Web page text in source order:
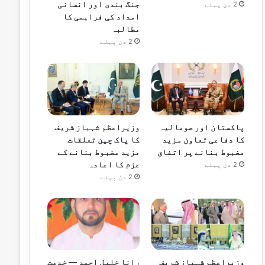
2 دن پہلے
جنگ بندی اور انسانی
امداد کی فراہمی کا
مطالبہ
2 دن پہلے
پاکستان اور صومالیہ
کا دفاعی تعاون مزید
مضبوط بنانے پر اتفاق
2 دن پہلے
وزیراعظم شہباز شریف
کا پاک چین تعلقات
مزید مضبوط بنانے کے
عزم کا اعادہ
2 دن پہلے
وزیراعظم شہباز شریف
رانا خلیل احمد — خدمت